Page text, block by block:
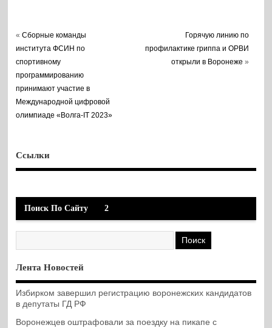
«Сборные команды
института ФСИН по
спортивному
программированию
принимают участие в
Международной цифровой
олимпиаде «Волга-IT 2023»
Горячую линию по
профилактике гриппа и ОРВИ
открыли в Воронеже »
Ссылки
Поиск По Сайту 2
Лента Новостей
Избирком завершил регистрацию воронежских кандидатов
в депутаты ГД РФ
Воронежцев оштрафовали за поездку на пикапе с